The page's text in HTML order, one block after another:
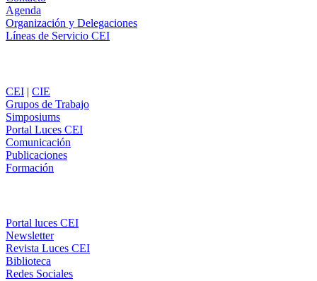
Agenda
Organización y Delegaciones
Líneas de Servicio CEI
CEI | CIE
Grupos de Trabajo
Simposiums
Portal Luces CEI
Comunicación
Publicaciones
Formación
Portal luces CEI
Newsletter
Revista Luces CEI
Biblioteca
Redes Sociales